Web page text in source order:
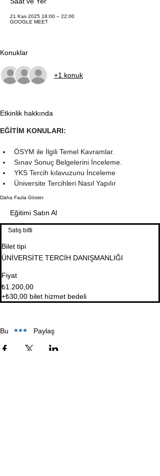
21 Kas 2025 18:00 – 22:00
GOOGLE MEET
Konuklar
+1 konuk
Etkinlik hakkında
EĞİTİM KONULARI:
ÖSYM ile İlgili Temel Kavramlar.
Sınav Sonuç Belgelerini İnceleme.
YKS Tercih kılavuzunu İnceleme
Üniversite Tercihleri Nasıl Yapılır
Daha Fazla Göster
Eğitimi Satın Al
Satış bitti
Bilet tipi
ÜNİVERSİTE TERCİH DANIŞMANLIĞI
Fiyat
₺1.200,00
+₺30,00 bilet hizmet bedeli
Bu Eğitimi Paylaş